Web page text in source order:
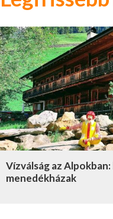
Vízválság az
menedékházak